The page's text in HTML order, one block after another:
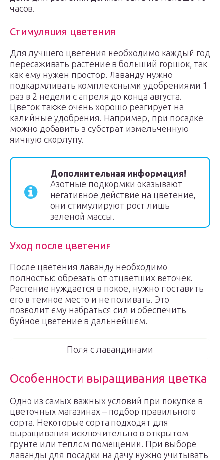
часов.
Стимуляция цветения
Для лучшего цветения необходимо каждый год
пересаживать растение в больший горшок, так
как ему нужен простор. Лаванду нужно
подкармливать комплексными удобрениями 1
раз в 2 недели с апреля до конца августа.
Цветок также очень хорошо реагирует на
калийные удобрения. Например, при посадке
можно добавить в субстрат измельченную
яичную скорлупу.
Дополнительная информация!
Азотные подкормки оказывают
негативное действие на цветение,
они стимулируют рост лишь
зеленой массы.
Уход после цветения
После цветения лаванду необходимо
полностью обрезать от отцветших веточек.
Растение нуждается в покое, нужно поставить
его в темное место и не поливать. Это
позволит ему набраться сил и обеспечить
буйное цветение в дальнейшем.
Поля с лавандинами
Особенности выращивания цветка
Одно из самых важных условий при покупке в
цветочных магазинах – подбор правильного
сорта. Некоторые сорта подходят для
выращивания исключительно в открытом
грунте или теплом помещении. При выборе
лаванды для посадки на дачу нужно учитывать